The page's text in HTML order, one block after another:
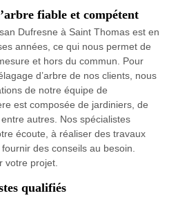
fiable et compétent
Dufresne à Saint Thomas est en
années, ce qui nous permet de
et hors du commun. Pour
d’arbre de nos clients, nous
de notre équipe de
est composée de jardiniers, de
autres. Nos spécialistes
écoute, à réaliser des travaux
des conseils au besoin.
votre projet.
qualifiés